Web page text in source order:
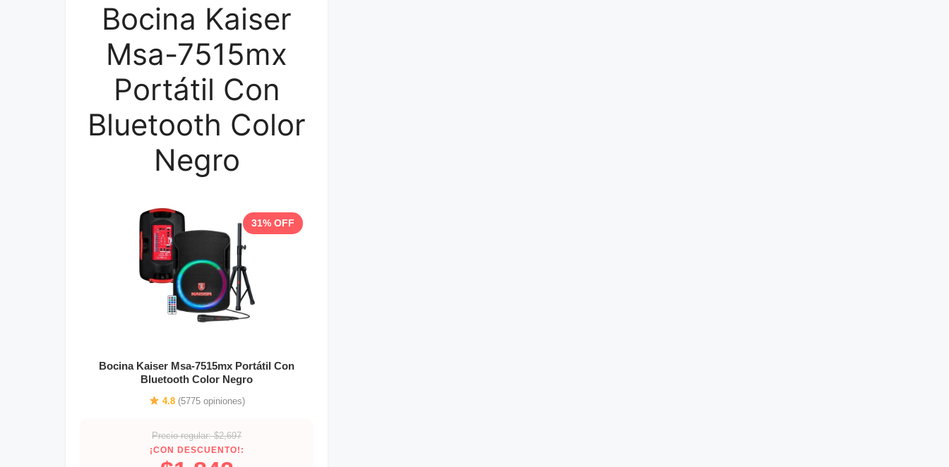
Bocina Kaiser
Msa-7515mx
Portátil Con
Bluetooth Color
Negro
31% OFF
Bocina Kaiser Msa-7515mx Portátil Con
Bluetooth Color Negro
4.8 (5775 opiniones)
Precio regular: $2,697
¡CON DESCUENTO!: